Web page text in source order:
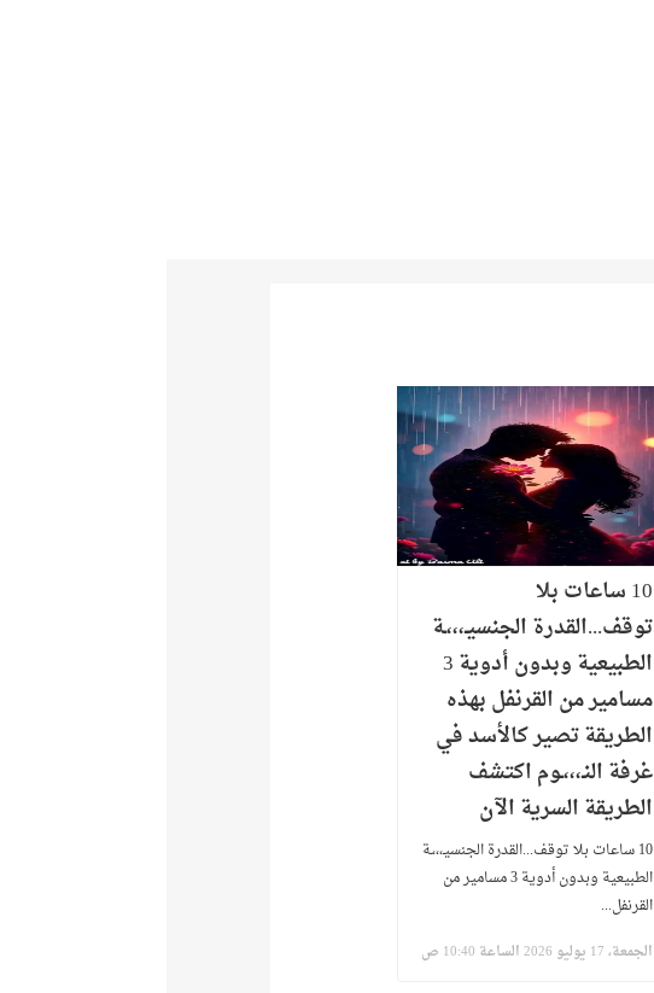
​10 ساعات بلا
توقف...القدرة الجنسيـ،،،ـة
الطبيعية وبدون أدوية 3
مسامير من القرنفل بهذه
الطريقة تصير كالأسد في
غرفة النـ،،،ـوم اكتشف
الطريقة السرية الآن
​10 ساعات بلا توقف...القدرة الجنسيـ،،،ـة
الطبيعية وبدون أدوية 3 مسامير من
القرنفل...
الجمعة، 17 يوليو 2026 الساعة 10:40 ص